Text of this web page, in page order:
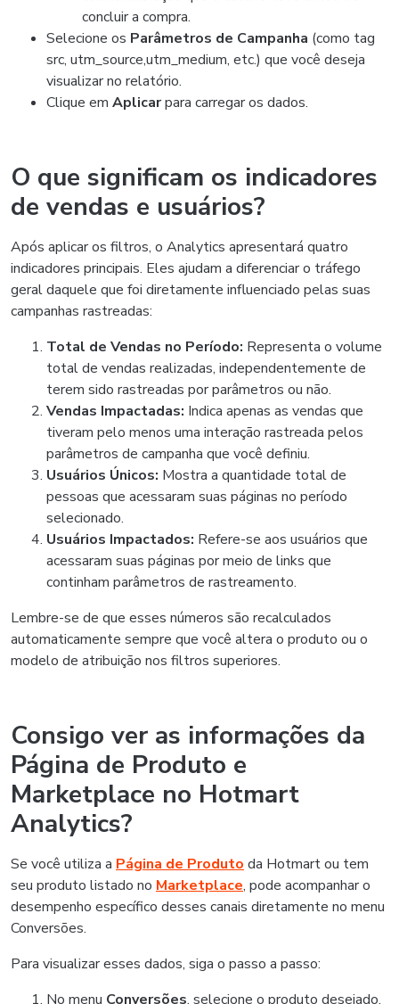
concluir a compra.
Selecione os Parâmetros de Campanha (como tag
src, utm_source,utm_medium, etc.) que você deseja
visualizar no relatório.
Clique em Aplicarpara carregar os dados.
O que significam os indicadores
de vendas e usuários?
Após aplicar os filtros, o Analytics apresentará quatro
indicadores principais. Eles ajudam a diferenciar o tráfego
geral daquele que foi diretamente influenciado pelas suas
campanhas rastreadas:
Total de Vendas no Período: Representa o volume
total de vendas realizadas, independentemente de
terem sido rastreadas por parâmetros ou não.
Vendas Impactadas: Indica apenas as vendas que
tiveram pelo menos uma interação rastreada pelos
parâmetros de campanha que você definiu.
Usuários Únicos: Mostra a quantidade total de
pessoas que acessaram suas páginas no período
selecionado.
Usuários Impactados: Refere-se aos usuários que
acessaram suas páginas por meio de links que
continham parâmetros de rastreamento.
Lembre-se de que esses números são recalculados
automaticamente sempre que você altera o produto ou o
modelo de atribuição nos filtros superiores.
Consigo ver as informações da
Página de Produto e
Marketplace no Hotmart
Analytics?
Se você utiliza a Página de Produto da Hotmart ou tem
seu produto listado no Marketplace, pode acompanhar o
desempenho específico desses canais diretamente no menu
Conversões.
Para visualizar esses dados, siga o passo a passo:
No menu Conversões, selecione o produto desejado.